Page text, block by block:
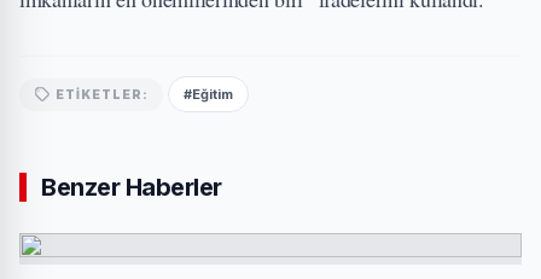
ETIKETLER: #Eğitim
Benzer Haberler